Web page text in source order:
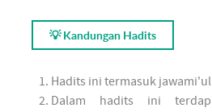
💡 Kandungan Hadits
Hadits ini termasuk
Dalam hadits ini